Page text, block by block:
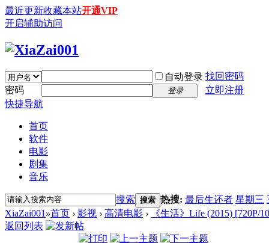
最近更新收藏本站开通VIP
开启辅助访问
自动登录 找回密码
密码
登录
立即注册
快捷导航
首页
软件
电影
剧集
音乐
搜索 搜索 热搜: 最后生还者 星期三
XiaZai001 »首页 › 影视 › 高清电影 ›
《生活》Life (2015) [720P/
返回列表